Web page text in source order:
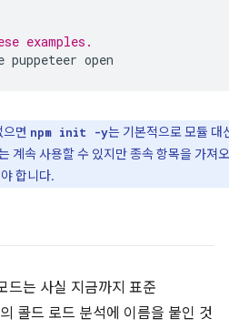
examples.
puppeteer
면 npm init -y는 기본적으로 모듈 대
계속 사용할 수 있지만 종속 항목을 가져
합니다.
는 사실 지금까지 표준
콜드 로드 분석에 이름을 붙인 것